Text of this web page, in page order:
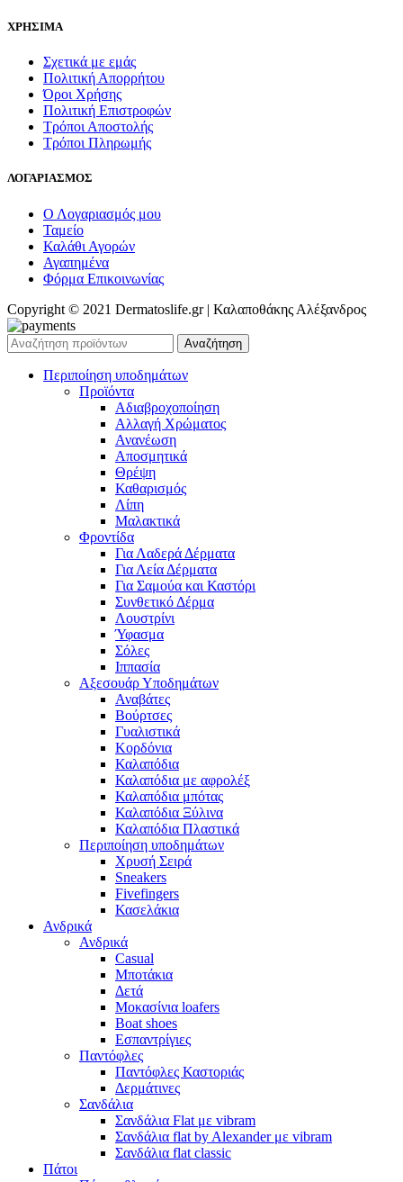
ΧΡΗΣΙΜΑ
Σχετικά με εμάς
Πολιτική Απορρήτου
Όροι Χρήσης
Πολιτική Επιστροφών
Τρόποι Αποστολής
Τρόποι Πληρωμής
ΛΟΓΑΡΙΑΣΜΟΣ
Ο Λογαριασμός μου
Ταμείο
Καλάθι Αγορών
Αγαπημένα
Φόρμα Επικοινωνίας
Copyright © 2021 Dermatoslife.gr | Καλαποθάκης Αλέξανδρος
Αναζήτηση
Περιποίηση υποδημάτων
Προϊόντα
Αδιαβροχοποίηση
Αλλαγή Χρώματος
Ανανέωση
Αποσμητικά
Θρέψη
Καθαρισμός
Λίπη
Μαλακτικά
Φροντίδα
Για Λαδερά Δέρματα
Για Λεία Δέρματα
Για Σαμούα και Καστόρι
Συνθετικό Δέρμα
Λουστρίνι
Ύφασμα
Σόλες
Ιππασία
Αξεσουάρ Υποδημάτων
Αναβάτες
Βούρτσες
Γυαλιστικά
Κορδόνια
Καλαπόδια
Καλαπόδια με αφρολέξ
Καλαπόδια μπότας
Καλαπόδια Ξύλινα
Καλαπόδια Πλαστικά
Περιποίηση υποδημάτων
Χρυσή Σειρά
Sneakers
Fivefingers
Κασελάκια
Ανδρικά
Ανδρικά
Casual
Μποτάκια
Δετά
Μοκασίνια loafers
Boat shoes
Εσπαντρίγιες
Παντόφλες
Παντόφλες Καστοριάς
Δερμάτινες
Σανδάλια
Σανδάλια Flat με vibram
Σανδάλια flat by Alexander με vibram
Σανδάλια flat classic
Πάτοι